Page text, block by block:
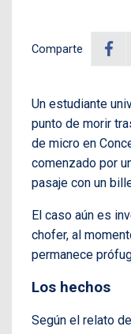
Comparte
Un estudiante
punto de morir
de micro en
comenzado por
pasaje con un
El caso aún es
chofer, al
permanece
Los hechos
Según el relato de